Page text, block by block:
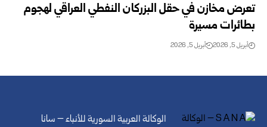
تعرض مخازن في حقل البزركان النفطي العراقي لهجوم
بطائرات مسيرة
أبريل 5, 2026 أبريل 5, 2026
الوكالة العربية السورية للأنباء – سانا